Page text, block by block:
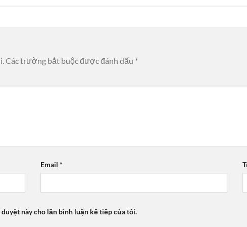
Các trường bắt buộc được đánh dấu *
Email *
này cho lần bình luận kế tiếp của tôi.